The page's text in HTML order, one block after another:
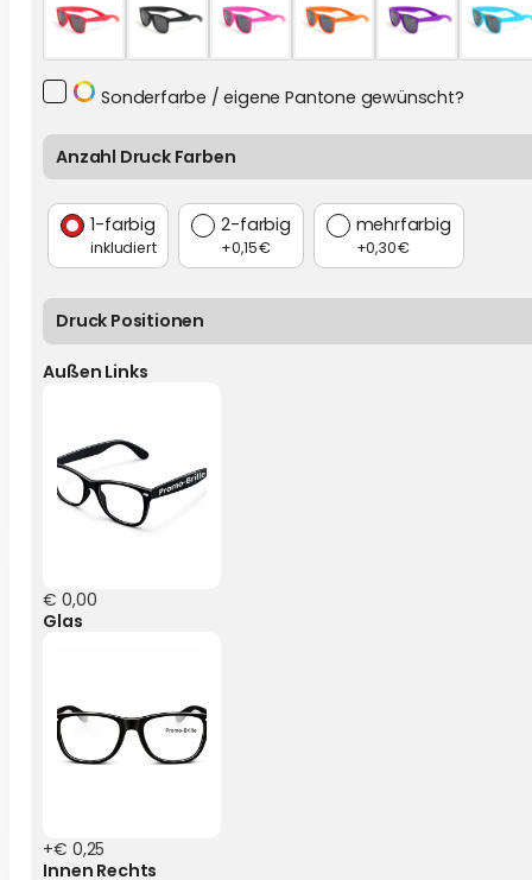
SonderfarbeSonderfarbe / eigene Pantone gewünscht?
Anzahl Druck Farben
1-farbig
inkludiert
2-farbig
+0,15 €
mehrfarbig
+0,30 €
Druck Positionen
Außen Links
€ 0,00
Glas
+€ 0,25
Innen Rechts